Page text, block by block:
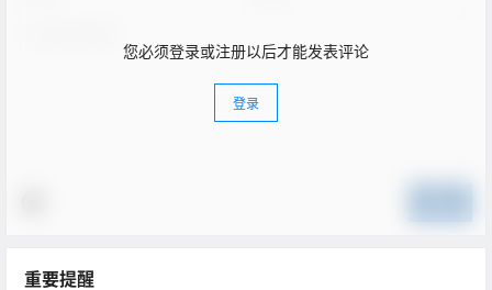
您必须登录或注册以后才能发表评论
登录
重要提醒